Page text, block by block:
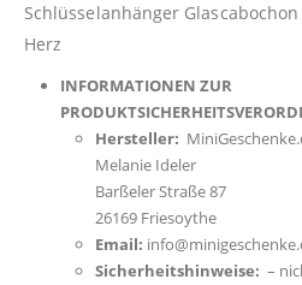
Schlüsselanhänger
Herz
INFORMATIONEN ZUR
Hersteller:
Melanie Ideler
Barßeler Straße 87
26169 Friesoythe
Email:
Sicherheitshinweise: –